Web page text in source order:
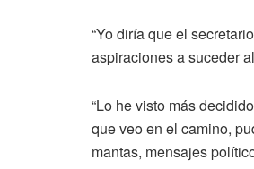
“Yo diría que el
aspiraciones a suceder
“Lo he visto más
que veo en el camino,
mantas, mensajes